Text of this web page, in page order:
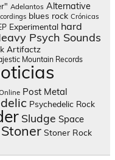
Adelantos Alternative
blues rock Crónicas
Experimental hard
Psych Sounds
Artifactz
Mountain Records
Post Metal
Psychedelic Rock
Sludge Space
Stoner Stoner Rock